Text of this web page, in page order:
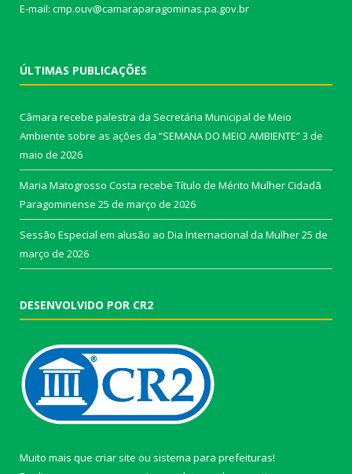
E-mail: cmp.ouv@camaraparagominas.pa.gov.br
ÚLTIMAS PUBLICAÇÕES
Câmara recebe palestra da Secretária Municipal de Meio
Ambiente sobre as ações da “SEMANA DO MEIO AMBIENTE”3 de
maio de 2026
Maria Matogrosso Costa recebe Título de Mérito Mulher Cidadã
Paragominense 25 de março de 2026
Sessão Especial em alusão ao Dia Internacional da Mulher25 de
março de 2026
DESENVOLVIDO POR CR2
Muito mais que criar site ou sistema para prefeituras!